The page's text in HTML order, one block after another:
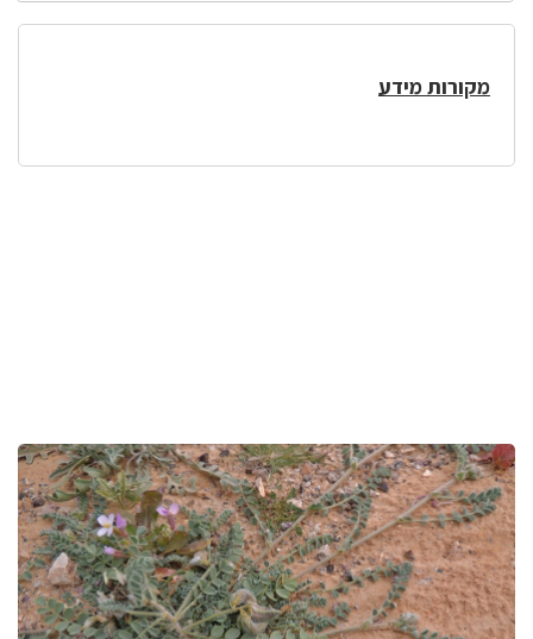
מקורות מידע